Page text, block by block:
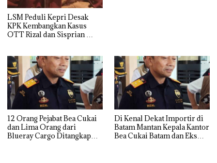
LSM Peduli Kepri Desak
KPK Kembangkan Kasus
OTT Rizal dan Sisprian
12 Orang Pejabat Bea Cukai
dan Lima Orang dari
Blueray Cargo Ditangkap
Di Kenal Dekat Importir di
Batam Mantan Kepala Kantor
Bea Cukai Batam dan Eks